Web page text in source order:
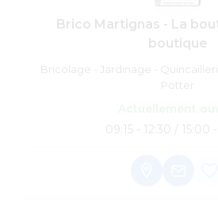
Brico Martignas - La
boutique
Bricolage - Jardinage -
Potter
09:15 - 12:30 / 15:00 -